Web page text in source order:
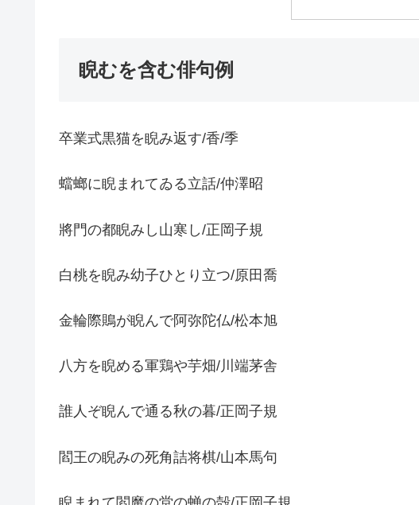
睨むを含む俳句例
卒業式黒猫を睨み返す/香/季
蟷螂に睨まれてゐる立話/仲澤昭
將門の都睨みし山寒し/正岡子規
白桃を睨み幼子ひとり立つ/原田喬
金輪際鵙が睨んで阿弥陀仏/松本旭
八方を睨める軍鶏や芋畑/川端茅舎
誰人ぞ睨んで通る秋の暮/正岡子規
閻王の睨みの死角詰将棋/山本馬句